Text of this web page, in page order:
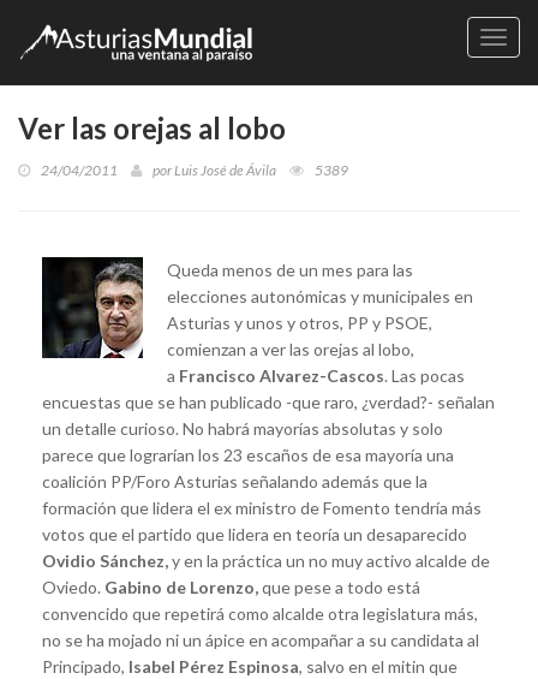
Ver las orejas al lobo
24/04/2011 porLuis José de Ávila 5389
Queda menos de un mes para las
elecciones autonómicas y municipales en
Asturias y unos y otros, PP y PSOE,
comienzan a ver las orejas al lobo,
a Francisco Alvarez-Cascos. Las pocas
encuestas que se han publicado -que raro, ¿verdad?- señalan
un detalle curioso. No habrá mayorías absolutas y solo
parece que lograrían los 23 escaños de esa mayoría una
coalición PP/Foro Asturias señalando además que la
formación que lidera el ex ministro de Fomento tendría más
votos que el partido que lidera en teoría un desaparecido
Ovidio Sánchez,y en la práctica un no muy activo alcalde de
Oviedo. Gabino de Lorenzo,que pese a todo está
convencido que repetirá como alcalde otra legislatura más,
no se ha mojado ni un ápice en acompañar a su candidata al
Principado, Isabel Pérez Espinosa, salvo en el mitin que